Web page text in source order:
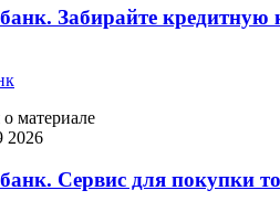
Забирайте кредитную
материале
2026
Сервис для покупки